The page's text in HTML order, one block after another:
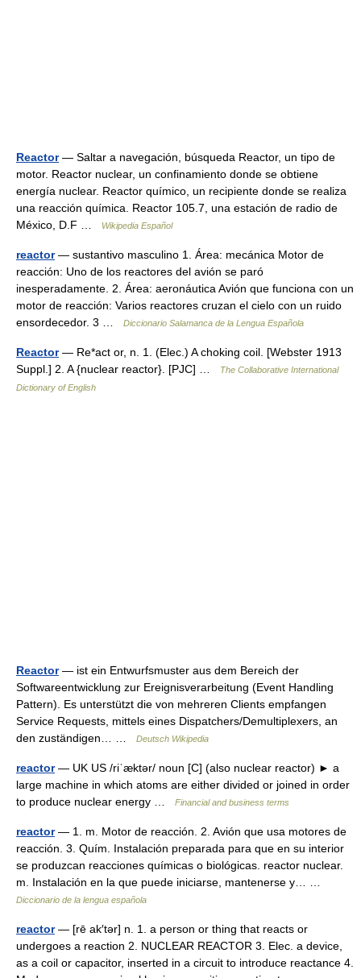
Reactor— Saltar a navegación, búsqueda Reactor, un tipo de
motor. Reactor nuclear, un confinamiento donde se obtiene
energía nuclear. Reactor químico, un recipiente donde se realiza
una reacción química. Reactor 105.7, una estación de radio de
México, D.F …
Wikipedia Español
reactor— sustantivo masculino 1. Área: mecánica Motor de
reacción: Uno de los reactores del avión se paró
inesperadamente. 2. Área: aeronáutica Avión que funciona con un
motor de reacción: Varios reactores cruzan el cielo con un ruido
ensordecedor. 3 …
Diccionario Salamanca de la Lengua Española
Reactor— Re*act or, n. 1. (Elec.) A choking coil. [Webster 1913
Suppl.] 2. A {nuclear reactor}. [PJC] …
The Collaborative International
Dictionary of English
Reactor— ist ein Entwurfsmuster aus dem Bereich der
Softwareentwicklung zur Ereignisverarbeitung (Event Handling
Pattern). Es unterstützt die von mehreren Clients empfangen
Service Requests, mittels eines Dispatchers/Demultiplexers, an
den zuständigen… …
Deutsch Wikipedia
reactor— UK US /riˈæktər/ noun [C] (also nuclear reactor) ► a
large machine in which atoms are either divided or joined in order
to produce nuclear energy …
Financial and business terms
reactor— 1. m. Motor de reacción. 2. Avión que usa motores de
reacción. 3. Quím. Instalación preparada para que en su interior
se produzcan reacciones químicas o biológicas. reactor nuclear.
m. Instalación en la que puede iniciarse, mantenerse y… …
Diccionario de la lengua española
reactor— [rē ak′tər] n. 1. a person or thing that reacts or
undergoes a reaction 2. NUCLEAR REACTOR 3. Elec. a device,
as a coil or capacitor, inserted in a circuit to introduce reactance 4.